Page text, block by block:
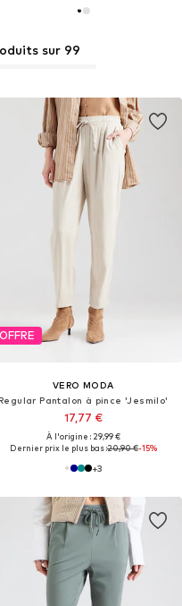
sur 99
OFFRE
VERO MODA
Pantalon à pince 'Jesmilo'
17,77 €
À l'origine : 29,99 €
Dernier prix le plus bas :20,90 €-15%
+3